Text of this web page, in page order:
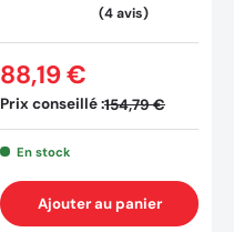
Prix conseillé :154,79 €
88,19 €
En stock
Ajouter au panier